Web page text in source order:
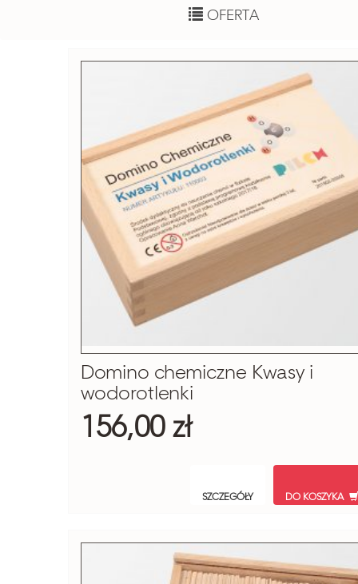
Szukaj
OFERTA
Domino chemiczne Kwasy i
wodorotlenki
156,00 zł
SZCZEGÓŁY DO KOSZYKA